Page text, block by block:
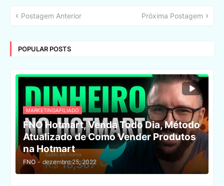
Postagem Anterior Próxima Postagem
POPULAR POSTS
MARKETINGAFILIADO
FNO Hotmart, Venda Todo Dia, Método
Atualizado de Como Vender Produtos
na Hotmart
FNO - dezembro 25, 2022